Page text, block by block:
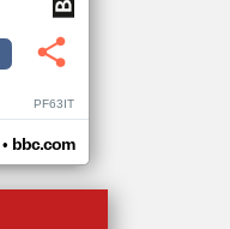
PF63IT
• bbc.com